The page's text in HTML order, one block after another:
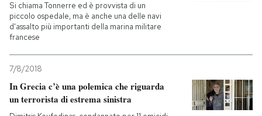
Si chiama Tonnerre ed è provvista di un
piccolo ospedale, ma è anche una delle navi
d'assalto più importanti della marina militare
francese
7/8/2018
In Grecia c’è una polemica che riguarda
un terrorista di estrema sinistra